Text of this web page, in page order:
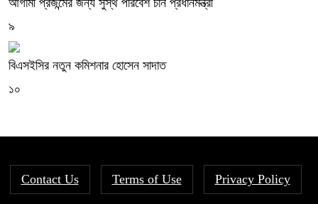
৯
বিএসইসির নতুন কমিশনার হোসেন সাদাত
১০
Contact Us Terms of Use Privacy Policy